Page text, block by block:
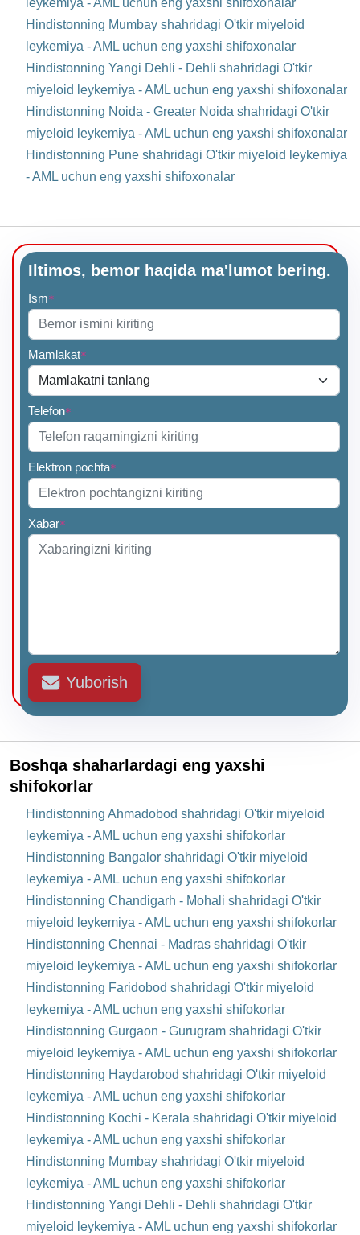
leykemiya - AML uchun eng yaxshi shifoxonalar
Hindistonning Mumbay shahridagi O'tkir miyeloid
leykemiya - AML uchun eng yaxshi shifoxonalar
Hindistonning Yangi Dehli - Dehli shahridagi O'tkir
miyeloid leykemiya - AML uchun eng yaxshi shifoxonalar
Hindistonning Noida - Greater Noida shahridagi O'tkir
miyeloid leykemiya - AML uchun eng yaxshi shifoxonalar
Hindistonning Pune shahridagi O'tkir miyeloid leykemiya
- AML uchun eng yaxshi shifoxonalar
Iltimos, bemor haqida ma'lumot bering.
Ism*
Mamlakat*
Telefon*
Elektron pochta*
Xabar*
Yuborish
Boshqa shaharlardagi eng yaxshi
shifokorlar
Hindistonning Ahmadobod shahridagi O'tkir miyeloid
leykemiya - AML uchun eng yaxshi shifokorlar
Hindistonning Bangalor shahridagi O'tkir miyeloid
leykemiya - AML uchun eng yaxshi shifokorlar
Hindistonning Chandigarh - Mohali shahridagi O'tkir
miyeloid leykemiya - AML uchun eng yaxshi shifokorlar
Hindistonning Chennai - Madras shahridagi O'tkir
miyeloid leykemiya - AML uchun eng yaxshi shifokorlar
Hindistonning Faridobod shahridagi O'tkir miyeloid
leykemiya - AML uchun eng yaxshi shifokorlar
Hindistonning Gurgaon - Gurugram shahridagi O'tkir
miyeloid leykemiya - AML uchun eng yaxshi shifokorlar
Hindistonning Haydarobod shahridagi O'tkir miyeloid
leykemiya - AML uchun eng yaxshi shifokorlar
Hindistonning Kochi - Kerala shahridagi O'tkir miyeloid
leykemiya - AML uchun eng yaxshi shifokorlar
Hindistonning Mumbay shahridagi O'tkir miyeloid
leykemiya - AML uchun eng yaxshi shifokorlar
Hindistonning Yangi Dehli - Dehli shahridagi O'tkir
miyeloid leykemiya - AML uchun eng yaxshi shifokorlar